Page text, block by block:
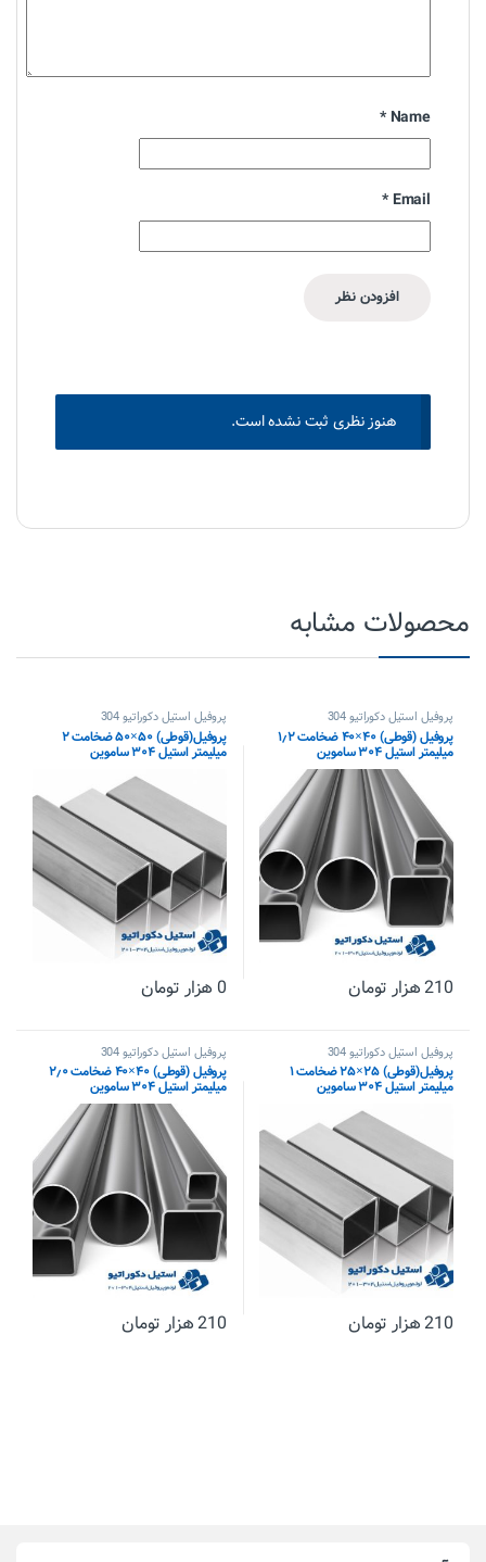
Name
*
Email
*
هنوز نظری ثبت نشده است.
محصولات مشابه
پروفیل استیل دکوراتیو 304
پروفیل (قوطی) ۴۰×۴۰ ضخامت ۱٫۲
میلیمتر استیل ۳۰۴ ساموین
210هزار تومان
پروفیل استیل دکوراتیو 304
پروفیل(قوطی) ۵۰×۵۰ ضخامت ۲
میلیمتر استیل ۳۰۴ ساموین
0 هزار تومان
پروفیل استیل دکوراتیو 304
پروفیل(قوطی) ۲۵×۲۵ ضخامت ۱
میلیمتر استیل ۳۰۴ ساموین
210هزار تومان
پروفیل استیل دکوراتیو 304
پروفیل (قوطی) ۴۰×۴۰ ضخامت ۲٫۰
میلیمتر استیل ۳۰۴ ساموین
210هزار تومان